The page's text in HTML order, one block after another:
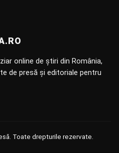
online de știri din România,
de presă și editoriale pentru
Toate drepturile rezervate.